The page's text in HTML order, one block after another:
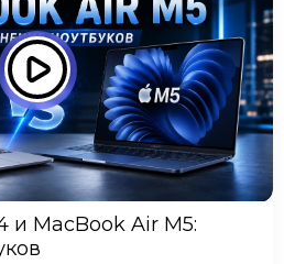
и MacBook Air M5: